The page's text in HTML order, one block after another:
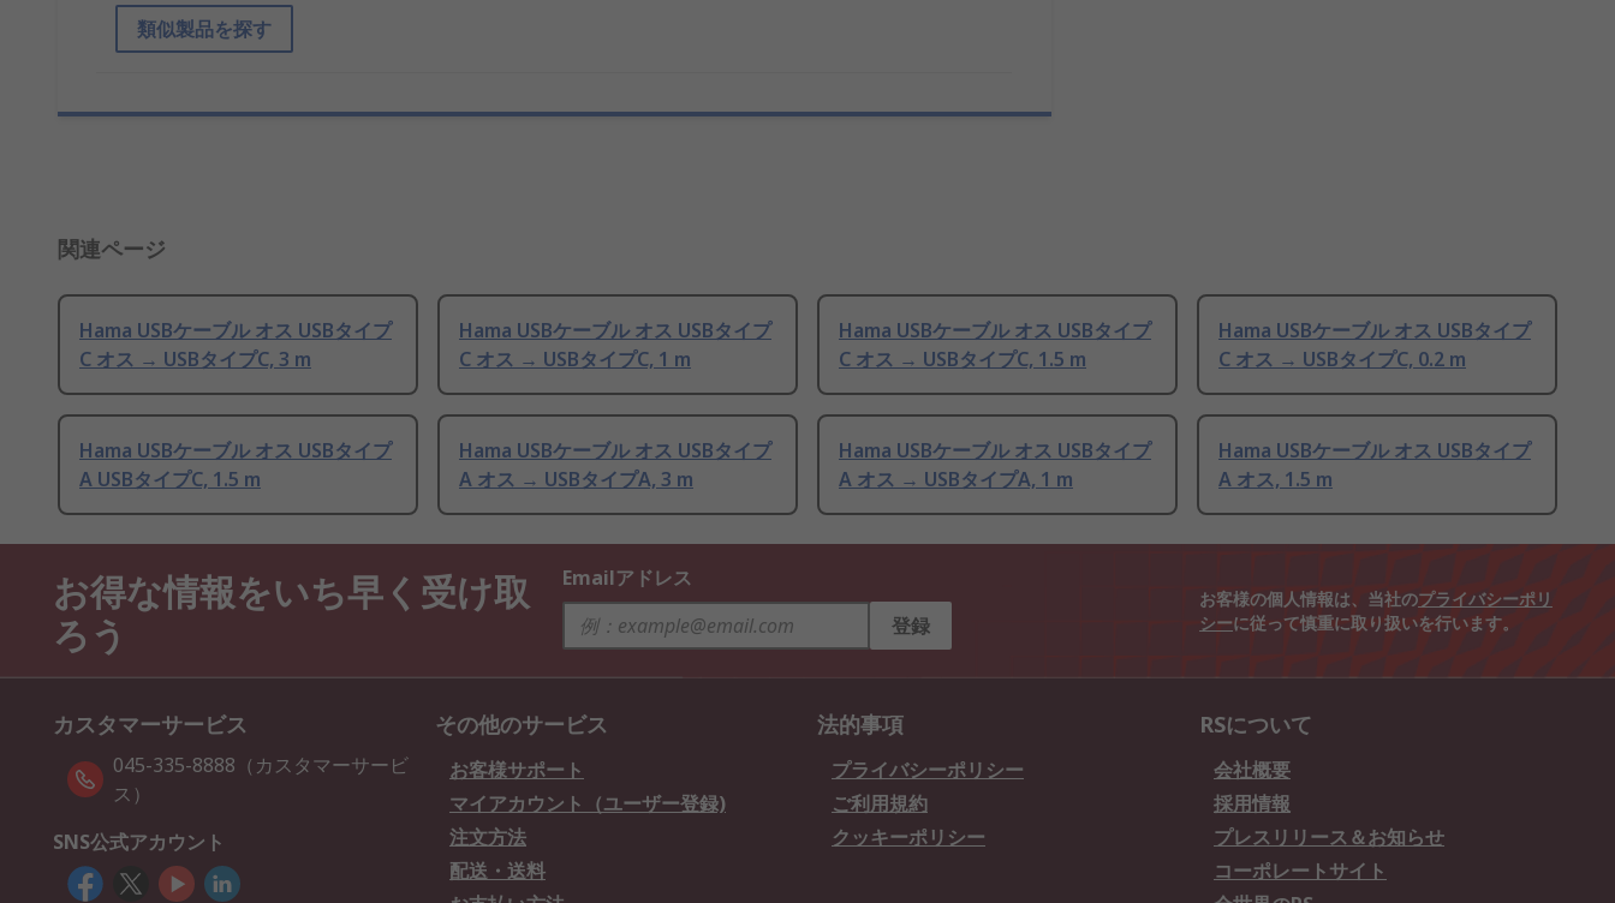
類似製品を探す
関連ページ
Hama USBケーブル オス USBタイプ
C オス → USBタイプC, 3 m
Hama USBケーブル オス USBタイプ
C オス → USBタイプC, 1 m
Hama USBケーブル オス USBタイプ
C オス → USBタイプC, 1.5 m
Hama USBケーブル オス USBタイプ
C オス → USBタイプC, 0.2 m
Hama USBケーブル オス USBタイプ
A USBタイプC, 1.5 m
Hama USBケーブル オス USBタイプ
A オス → USBタイプA, 3 m
Hama USBケーブル オス USBタイプ
A オス → USBタイプA, 1 m
Hama USBケーブル オス USBタイプ
A オス, 1.5 m
お得な情報をいち早く受け取
ろう
Emailアドレス
登録
お客様の個人情報は、当社のプライバシーポリ
シーに従って慎重に取り扱いを行います。
カスタマーサービス
045-335-8888（カスタマーサービ
ス）
SNS公式アカウント
その他のサービス
お客様サポート
マイアカウント（ユーザー登録)
注文方法
配送・送料
法的事項
プライバシーポリシー
ご利用規約
クッキーポリシー
RSについて
会社概要
採用情報
プレスリリース＆お知らせ
コーポレートサイト